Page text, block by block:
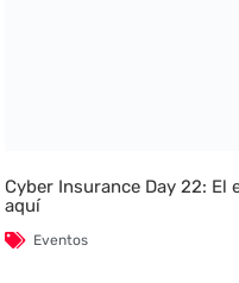
Cyber Insurance Day 22:
aquí
Eventos